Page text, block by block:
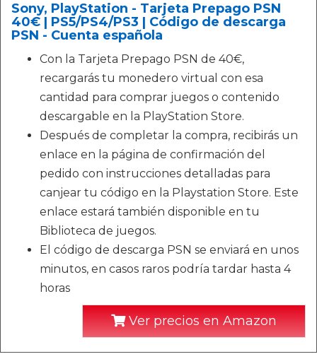
Sony, PlayStation - Tarjeta Prepago PSN
40€ | PS5/PS4/PS3 | Código de descarga
PSN - Cuenta española
Con la Tarjeta Prepago PSN de 40€,
recargarás tu monedero virtual con esa
cantidad para comprar juegos o contenido
descargable en la PlayStation Store.
Después de completar la compra, recibirás un
enlace en la página de confirmación del
pedido con instrucciones detalladas para
canjear tu código en la Playstation Store. Este
enlace estará también disponible en tu
Biblioteca de juegos.
El código de descarga PSN se enviará en unos
minutos, en casos raros podría tardar hasta 4
horas
Ver precios en Amazon